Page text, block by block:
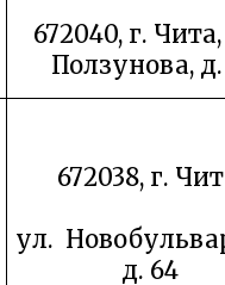
672040, г.
Ползунова, д.
672038, г.
ул.
д. 64